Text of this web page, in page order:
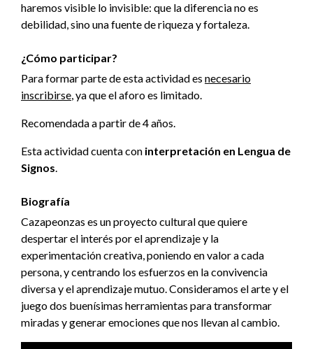
haremos visible lo invisible: que la diferencia no es
debilidad, sino una fuente de riqueza y fortaleza.
¿Cómo participar?
Para formar parte de esta actividad es necesario
inscribirse, ya que el aforo es limitado.
Recomendada a partir de 4 años.
Esta actividad cuenta con interpretación en Lengua de
Signos.
Biografía
Cazapeonzas es un proyecto cultural que quiere
despertar el interés por el aprendizaje y la
experimentación creativa, poniendo en valor a cada
persona, y centrando los esfuerzos en la convivencia
diversa y el aprendizaje mutuo. Consideramos el arte y el
juego dos buenísimas herramientas para transformar
miradas y generar emociones que nos llevan al cambio.